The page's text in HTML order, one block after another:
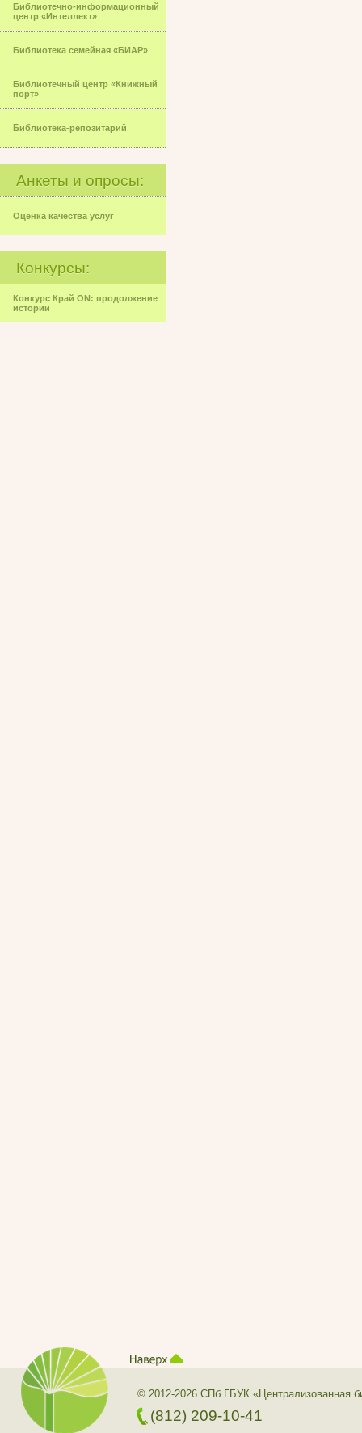
Библиотечно-информационный
центр «Интеллект»
Библиотека семейная «БИАР»
Библиотечный центр «Книжный
порт»
Библиотека-репозитарий
Анкеты и опросы:
Оценка качества услуг
Конкурсы:
Конкурс Край ON: продолжение
истории
© 2012-2026 СПб ГБУК «Централизованная
(812) 209-10-41